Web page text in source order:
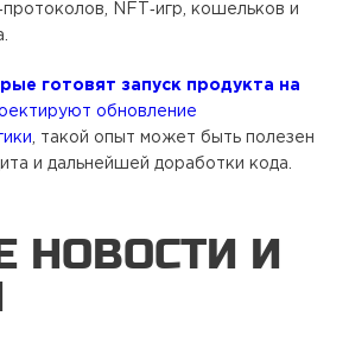
NFT‑игр, кошельков и
готовят запуск продукта на
обновление
, такой опыт может быть полезен
и дальнейшей доработки кода.
НОВОСТИ И